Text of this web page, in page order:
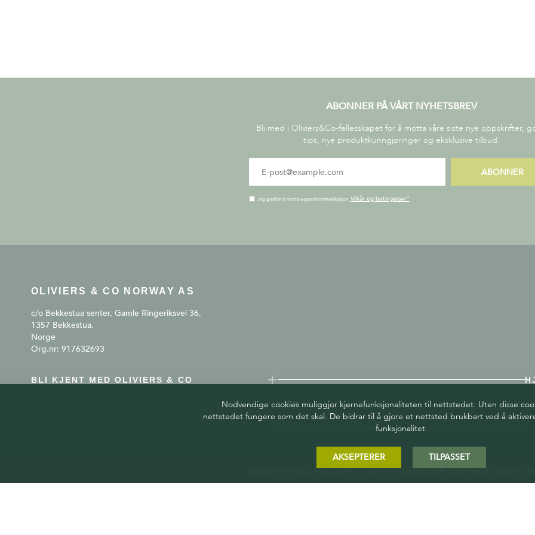
ABONNER PÅ VÅRT NYHETSBREV
Bli med i Oliviers&Co-fellesskapet for å motta våre siste nye oppskrifter,
tips, nye produktkunngjøringer og eksklusive tilbud.
ABONNER
Jeg godtar å motta e-postkommunikasjon. Vilkår og betingelser"
BLI KJENT MED OLIVIERS & CO
LÆR
OLIVIERS & CO NORWAY AS
c/o Bekkestua senter, Gamle Ringeriksvei 36,
1357 Bekkestua,
Norge
Org.nr: 917632693
© 2025 Oliviers&Co. Med enerett.PersonvernerklæringVilkår og betingelser
Nødvendige cookies muliggjør kjernefunksjonaliteten til nettstedet. Uten disse
nettstedet fungere som det skal. De bidrar til å gjøre et nettsted brukbart ved å
funksjonalitet.
AKSEPTERER TILPASSET